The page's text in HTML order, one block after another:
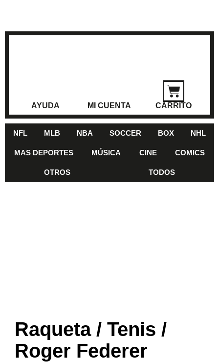
AYUDA MI CUENTA CARRITO
NFL MLB NBA SOCCER BOX NHL
MAS DEPORTES MÚSICA CINE COMICS
OTROS TODOS
Raqueta / Tenis /
Roger Federer